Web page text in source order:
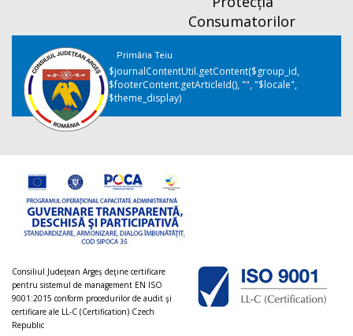
Consumatorilor
Primăria Teiu
$journalContentUtil.getContent($group_id,
$footerContent.getArticleId(), "", "$locale",
$theme_display)
Consiliul Judeţean Argeș deţine certificare
pentru sistemul de management EN ISO
9001:2015 conform procedurilor de audit şi
certificare ale LL-C (Certification) Czech
Republic